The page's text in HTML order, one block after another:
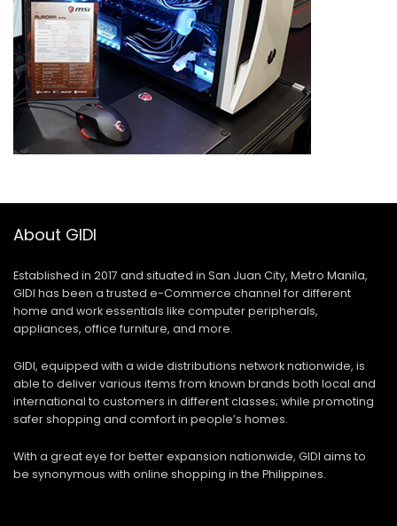
About GIDI
Established in 2017 and situated in San Juan City, Metro Manila,
GIDI has been a trusted e-Commerce channel for different
home and work essentials like computer peripherals,
appliances, office furniture, and more.
GIDI, equipped with a wide distributions network nationwide, is
able to deliver various items from known brands both local and
international to customers in different classes; while promoting
safer shopping and comfort in people’s homes.
With a great eye for better expansion nationwide, GIDI aims to
be synonymous with online shopping in the Philippines.